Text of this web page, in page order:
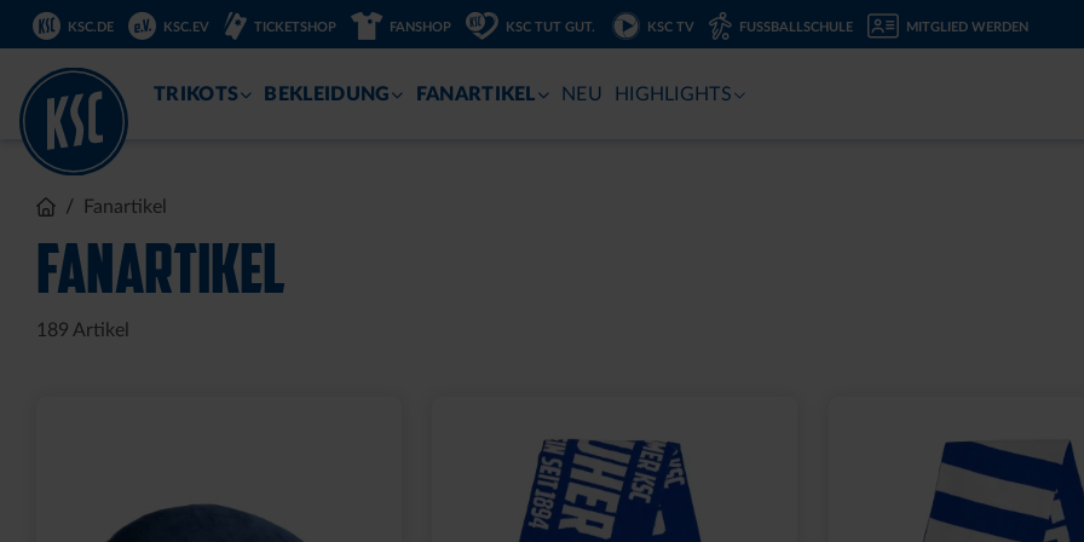
DIREKT
ZUM
KSC.DE KSC.EV TICKETSHOP FANSHOP KSC TUT GUT. KSC TV FUSSBALLSCHULE MITGLIED WERDEN
TRIKOTS BEKLEIDUNG FANARTIKEL NEU HIGHLIGHTS
Fanartikel
FANARTIKEL
189 Artikel